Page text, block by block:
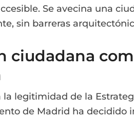
Se avecina una
sin barreras
ciudadana
legitimidad de la
de Madrid ha decidido